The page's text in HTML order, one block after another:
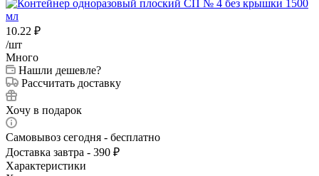
10.22 ₽
/шт
Много
Нашли дешевле?
Рассчитать доставку
Хочу в подарок
Самовывоз сегодня - бесплатно
Доставка завтра - 390 ₽
Характеристики